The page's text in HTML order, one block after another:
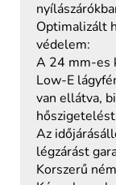
Optimalizált
védelem:
A 24 mm-es
Low-E
van ellátva,
Az
légzárást
Korszerű